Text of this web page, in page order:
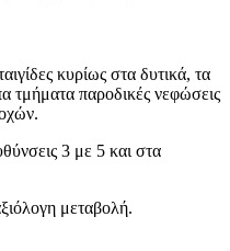
κυρίως στα δυτικά, τα
τμήματα παροδικές νεφώσεις
3 με 5 και στα
μεταβολή.